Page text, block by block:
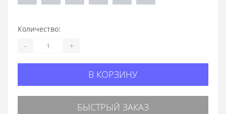
Количество:
- +
В КОРЗИНУ
БЫСТРЫЙ ЗАКАЗ